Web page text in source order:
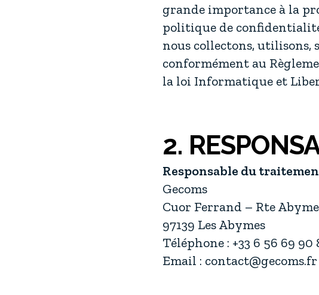
grande importance à la
politique de
nous collectons, utilisons,
conformément au
la loi Informatique et
2.
Responsable du
Gecoms
Cuor Ferrand – Rte
97139 Les Abymes
Téléphone : +33 6 56 69 90
Email : contact@gecoms.fr